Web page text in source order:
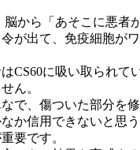
脳から「あそこに悪者
が出て、免疫細胞が
CS60に吸い取られて
ん。
で、傷ついた部分を修
か信用できないと思
要です。